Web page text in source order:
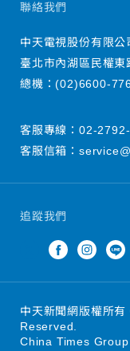
追蹤我們
聯絡我們
中天電視股份有限公
臺北市內湖區民權東
總機：(02)6600-
客服專線： 02-
客服信箱：
中天新聞網版權所
Reserved.
China Times Group